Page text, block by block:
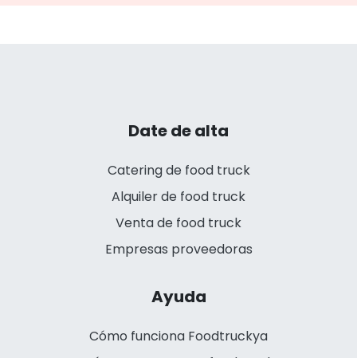
Date de alta
Catering de food truck
Alquiler de food truck
Venta de food truck
Empresas proveedoras
Ayuda
Cómo funciona Foodtruckya